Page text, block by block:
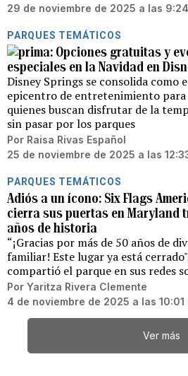
29 de noviembre de 2025 a las
PARQUES TEMÁTICOS
Opciones gratuitas y
especiales en la Navidad en
Disney Springs se consolida como
epicentro de entretenimiento para
quienes buscan disfrutar de la
sin pasar por los parques
Por Raisa Rivas Español
25 de noviembre de 2025 a las
PARQUES TEMÁTICOS
Adiós a un ícono: Six Flags
cierra sus puertas en Maryland
años de historia
“¡Gracias por más de 50 años de
familiar! Este lugar ya está
compartió el parque en sus redes
Por Yaritza Rivera Clemente
4 de noviembre de 2025 a las 10:01
Ver más